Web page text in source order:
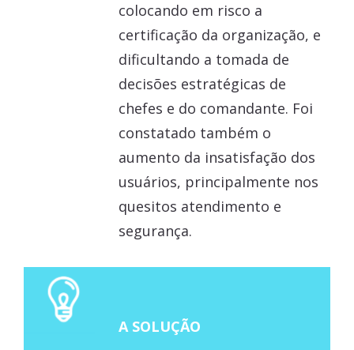
colocando em risco a
certificação da organização, e
dificultando a tomada de
decisões estratégicas de
chefes e do comandante. Foi
constatado também o
aumento da insatisfação dos
usuários, principalmente nos
quesitos atendimento e
segurança.
A SOLUÇÃO